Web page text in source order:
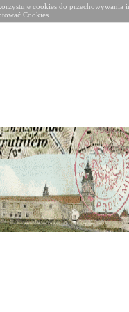
cookies do
Cookies.